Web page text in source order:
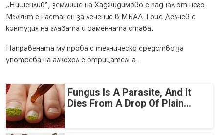
„Нишенлий“, землище на Хаджидимово е паднал от него.
Мъжът е настанен за лечение в МБАЛ-Гоце Делчев с
контузия на главата и раменната става.
Направената му проба с техническо средство за
употреба на алкохол е отрицателна.
Fungus Is A Parasite, And It
Dies From A Drop Of Plain...